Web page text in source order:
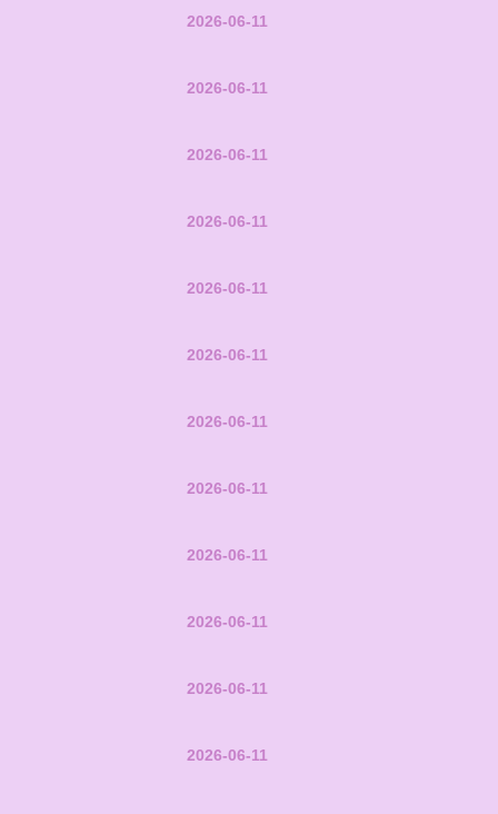
2026-06-11
2026-06-11
2026-06-11
2026-06-11
2026-06-11
2026-06-11
2026-06-11
2026-06-11
2026-06-11
2026-06-11
2026-06-11
2026-06-11